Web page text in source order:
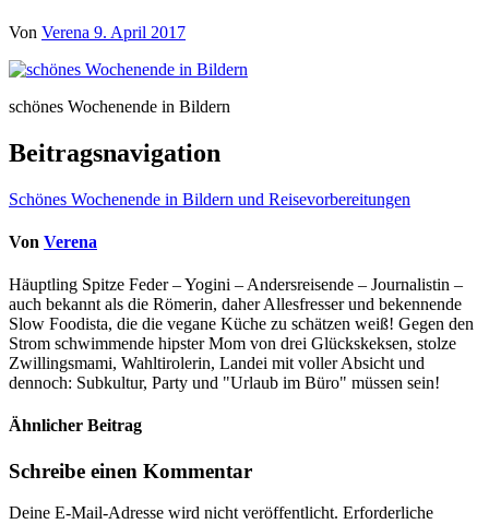
Von Verena 9. April 2017
schönes Wochenende in Bildern
Beitragsnavigation
Schönes Wochenende in Bildern und Reisevorbereitungen
Von Verena
Häuptling Spitze Feder – Yogini – Andersreisende – Journalistin –
auch bekannt als die Römerin, daher Allesfresser und bekennende
Slow Foodista, die die vegane Küche zu schätzen weiß! Gegen den
Strom schwimmende hipster Mom von drei Glückskeksen, stolze
Zwillingsmami, Wahltirolerin, Landei mit voller Absicht und
dennoch: Subkultur, Party und "Urlaub im Büro" müssen sein!
Ähnlicher Beitrag
Schreibe einen Kommentar
Deine E-Mail-Adresse wird nicht veröffentlicht. Erforderliche